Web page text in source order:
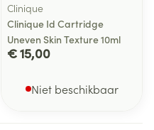
Clinique
Clinique Id Cartridge
Uneven Skin Texture 10ml
€ 15,00
Niet beschikbaar